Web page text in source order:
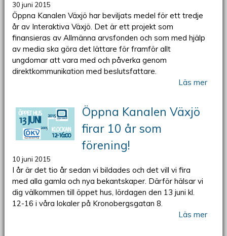
30 juni 2015
Öppna Kanalen Växjö har beviljats medel för ett tredje
år av Interaktiva Växjö. Det är ett projekt som
finansieras av Allmänna arvsfonden och som med hjälp
av media ska göra det lättare för framför allt
ungdomar att vara med och påverka genom
direktkommunikation med beslutsfattare.
Läs mer
Öppna Kanalen Växjö
firar 10 år som
förening!
10 juni 2015
I år är det tio år sedan vi bildades och det vill vi fira
med alla gamla och nya bekantskaper. Därför hälsar vi
dig välkommen till öppet hus, lördagen den 13 juni kl.
12-16 i våra lokaler på Kronobergsgatan 8.
Läs mer